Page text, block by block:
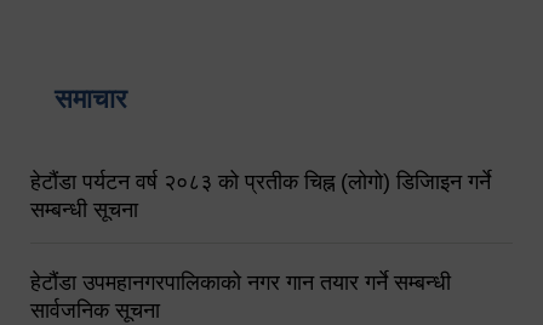
समाचार
हेटौंडा पर्यटन वर्ष २०८३ को प्रतीक चिह्न (लोगो) डिजिाइन गर्ने
सम्बन्धी सूचना
हेटौंडा उपमहानगरपालिकाको नगर गान तयार गर्ने सम्बन्धी
सार्वजनिक सूचना